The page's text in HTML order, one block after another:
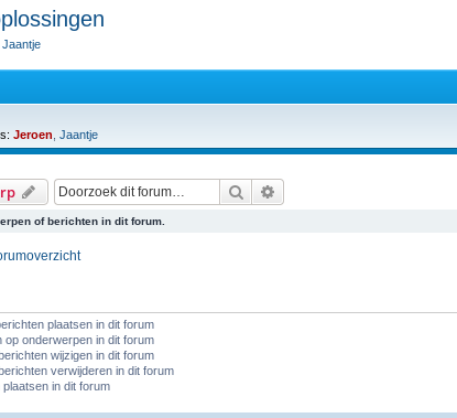
Jaantje
Jeroen Jaantje
Zoek
of berichten in dit forum.
plaatsen in dit forum
op onderwerpen in dit forum
wijzigen in dit forum
verwijderen in dit forum
plaatsen in dit forum